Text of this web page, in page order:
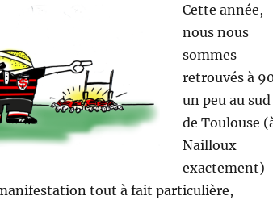
Cette année,
nous nous
sommes
retrouvés à
un peu au sud
de Toulouse
Nailloux
exactement)
tout à fait particulière,